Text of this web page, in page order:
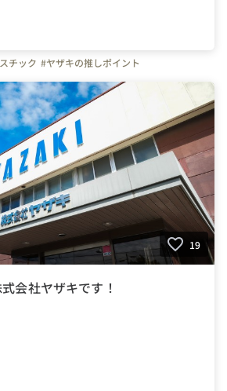
チック #ヤザキの推しポイント
19
会社ヤザキです！